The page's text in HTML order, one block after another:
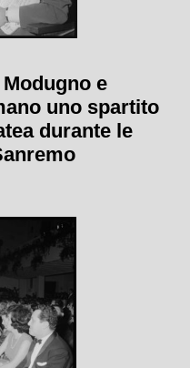
e
uno spartito
durante le